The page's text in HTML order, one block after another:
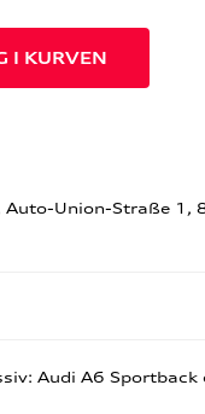
Auto-Union-Straße
Audi A6